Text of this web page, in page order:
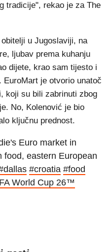
tradicije", rekao je za The
u Jugoslaviji, na
ljubav prema kuhanju
dijete, krao sam tijesto i
je otvorio unatoč
koji su bili zabrinuti zbog
No, Kolenović je bio
ključnu prednost.
Euro market in
food, eastern European
#croatia #food
World Cup 26™